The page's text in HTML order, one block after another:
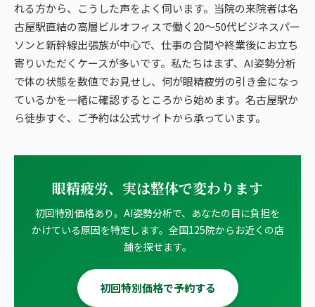
れる方から、こうした声をよく伺います。当院の来院者は名
古屋駅直結の高層ビルオフィスで働く20〜50代ビジネスパー
ソンと新幹線出張族が中心で、仕事の合間や終業後にお立ち
寄りいただくケースが多いです。私たちはまず、AI姿勢分析
で体の状態を数値でお見せし、何が眼精疲労の引き金になっ
ているかを一緒に確認するところから始めます。名古屋駅か
ら徒歩すぐ、ご予約は公式サイトから承っています。
眼精疲労、実は整体で変わります
初回特別価格あり。AI姿勢分析で、あなたの目に負担を
かけている原因を特定します。全国125院からお近くの店
舗を探せます。
初回特別価格で予約する